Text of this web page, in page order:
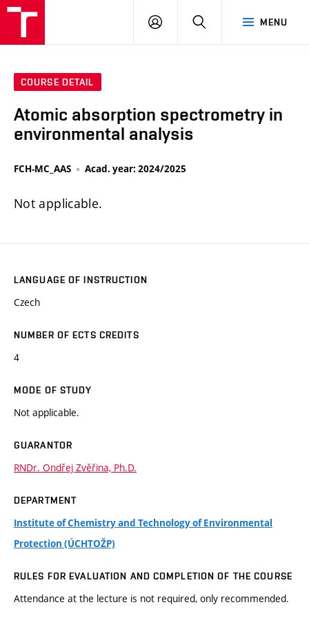
MENU
LOG
SEARCH
COURSE DETAIL
Atomic absorption spectrometry in
environmental analysis
FCH-MC_AAS Acad. year: 2024/2025
Not applicable.
LANGUAGE OF INSTRUCTION
Czech
NUMBER OF ECTS CREDITS
4
MODE OF STUDY
Not applicable.
GUARANTOR
RNDr. Ondřej Zvěřina, Ph.D.
DEPARTMENT
Institute of Chemistry and Technology of Environmental
Protection (ÚCHTOŽP)
RULES FOR EVALUATION AND COMPLETION OF THE COURSE
Attendance at the lecture is not required, only recommended.